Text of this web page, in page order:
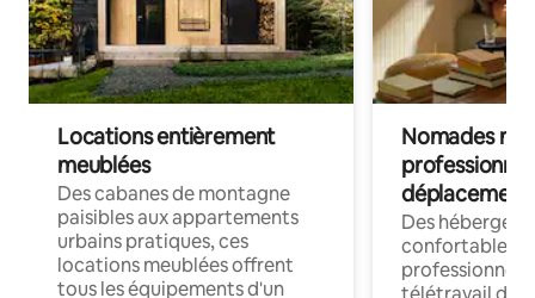
Locations entièrement
meublées
Des cabanes de montagne
paisibles aux appartements
urbains pratiques, ces
locations meublées offrent
tous les équipements d'un
Nomades
déplacement
Des
confortables
professionnels